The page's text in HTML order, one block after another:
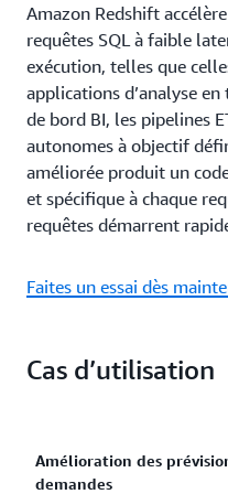
Amazon Redshift
requêtes SQL à faible
exécution, telles que
applications d’analyse
de bord BI, les pipelines
autonomes à objectif
améliorée produit un
et spécifique à chaque
requêtes démarrent
Faites un essai dès
Cas d’utilisation
Amélioration des
demandes